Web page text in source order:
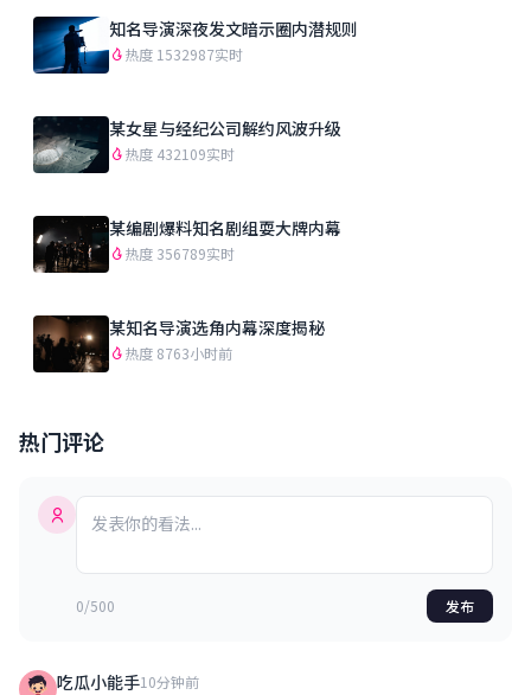
知名导演深夜发文暗示圈内潜规则
热度 1532987实时
某女星与经纪公司解约风波升级
热度 432109实时
某编剧爆料知名剧组耍大牌内幕
热度 356789实时
某知名导演选角内幕深度揭秘
热度 8763小时前
热门评论
0/500 发布
吃瓜小能手10分钟前